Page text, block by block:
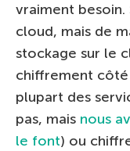
vraiment besoin.
cloud, mais de
stockage sur le
chiffrement
plupart des
pas, mais nous
le font) ou